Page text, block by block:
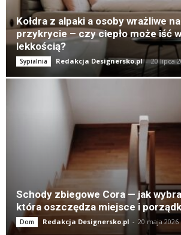
Kołdra z alpaki a osoby wrażliwe
przykrycie – czy ciepło może iść
lekkością?
Sypialnia Redakcja Designersko.pl - 20 lipca
Schody zbiegowe Cora — jak
która oszczędza miejsce i
Dom Redakcja Designersko.pl - 20 maja 2026